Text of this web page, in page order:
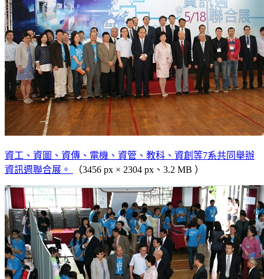
資工、資圖、資傳、電機、資管、教科、資創等7系共同舉辦
資訊週聯合展。
（3456 px × 2304 px、3.2 MB ）